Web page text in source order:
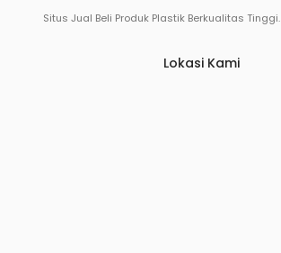
Situs Jual Beli Produk Plastik Berkualitas Tinggi.
Lokasi Kami